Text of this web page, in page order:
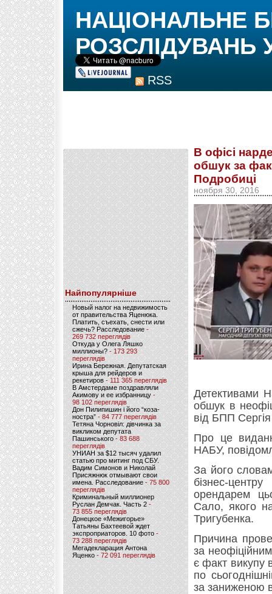
RSS
НАЦІОНАЛЬНЕ
РОЗСЛІДУВАНЬ
Найпопулярніше
Новый налог на недвижимость
от правительства Яценюка.
Платить, съехать, снести или
сжечь? Расследование-
269 732 переглядів
Откуда у Олега Ляшко
миллионы? - 173 293
переглядів
Ирина Бережная. Депутатская
крыша для рейдеров и
рекетиров - 111 365 переглядів
В Амстердаме поздравляли
Акимову и ее избранницу -
98 102 переглядів
Дон Пилипишин і його “коза-
ностра” - 84 777 переглядів
Тетяна Чорновіл: дівчинка за
викликом депутата
Пашинського- 83 688
переглядів
УНИАН за $12 тысяч удалил
статью про митинг под СБУ.
Вадим Симонов и Николай
Присяжнюк отмывают свои
имена. Расследование - 75 800
переглядів
Криминальный миллионер
Руслан Демчак. Часть 2-
73 855 переглядів
Донецкое «Межигорье»
Татьяны Бахтеевой ждет
экспроприаторов. 10 фото -
73 288 переглядів
Мегадекларация Антона
Яценко - 72 091 переглядів
В офісі
обшук за
Подробиці
ноября 30, 2016
Детективами
обшук в
від БПП
Про це
НАБУ,
За його
бізнес-
орендарем
Сало, якого
Тригубенка.
Причина
за
є факт викупу
по
за заниженою